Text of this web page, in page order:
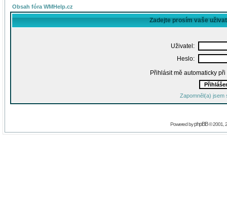
Obsah fóra WMHelp.cz
Zadejte prosím vaše
Uživatel:
Heslo:
Přihlásit mě automaticky
Zapomněl(a) jsem
Powered byphpBB© 2001,